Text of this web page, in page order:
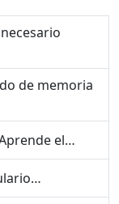
de memoria
el…